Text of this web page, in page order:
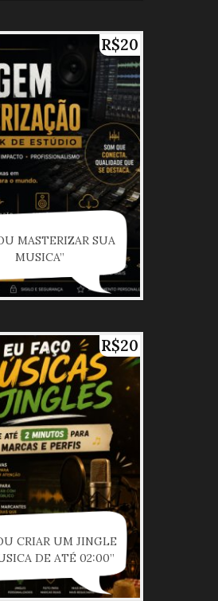
R$20
MASTERIZAR SUA
MUSICA”
R$20
CRIAR UM JINGLE
DE ATÉ 02:00”